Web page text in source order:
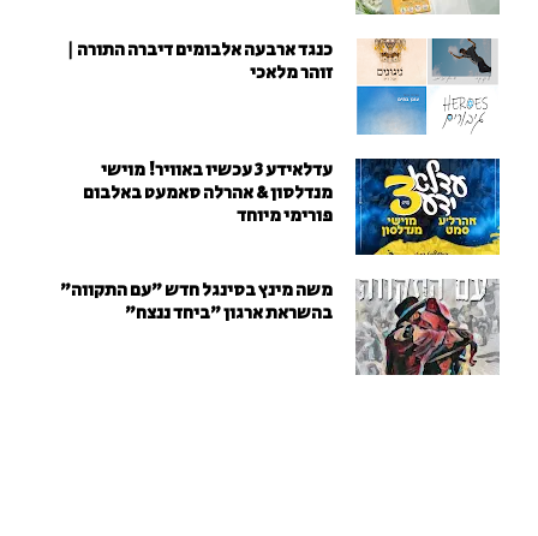
כנגד ארבעה אלבומים דיברה התורה |
זוהר מלאכי
עדלאידע 3 עכשיו באוויר! מוישי
מנדלסון & אהרלה סאמעט באלבום
פורימי מיוחד
משה מינץ בסינגל חדש ״עם התקווה״
בהשראת ארגון "ביחד ננצח"